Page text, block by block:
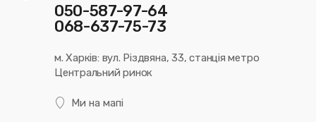
050-587-97-64
068-637-75-73
м. Харків: вул. Різдвяна, 33, станція метро
Центральний ринок
Ми на мапі